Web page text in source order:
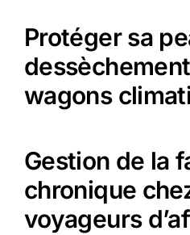
Protéger sa
wagons
Gestion de la
chronique
voyageurs